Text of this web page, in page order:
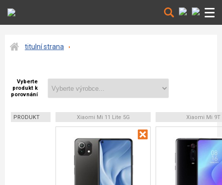
titulní strana
Vyberte
produkt k
porovnání
PRODUKT Xiaomi Mi 11 Lite 5G Xiaomi Mi 9T